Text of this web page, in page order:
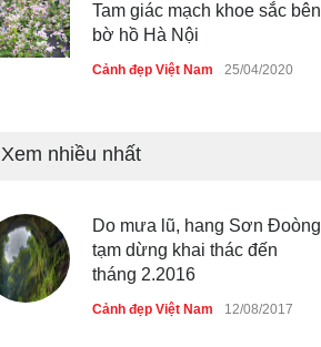
Tam giác mạch khoe sắc bên
bờ hồ Hà Nội
Cảnh đẹp Việt Nam 25/04/2020
du lịch quốc gia
Những món ăn đồng quê dân
dã ở Sài Gòn
Xem nhiều nhất
Do mưa lũ, hang Sơn Đoòng
tạm dừng khai thác đến
tháng 2.2016
Cảnh đẹp Việt Nam 12/08/2017